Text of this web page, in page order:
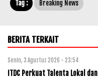
Tag : Breaking News
BERITA TERKAIT
Senin, 3 Agustus 2026 - 23:54
ITDC Perkuat Talenta Lokal